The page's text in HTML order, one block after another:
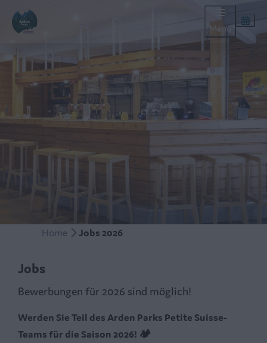
Menü
Home Jobs 2026
Jobs
Bewerbungen für 2026 sind möglich!
Werden Sie Teil des Arden Parks Petite Suisse-
Teams für die Saison 2026! 🏕️